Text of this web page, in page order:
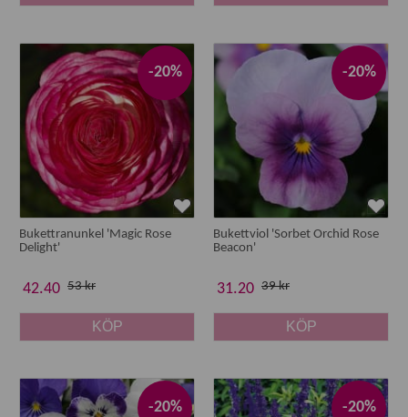
-20%
Bukettranunkel 'Magic Rose
Delight'
42.40 53 kr
KÖP
-20%
Bukettviol 'Sorbet Orchid Rose
Beacon'
31.20 39 kr
KÖP
-20% -20%